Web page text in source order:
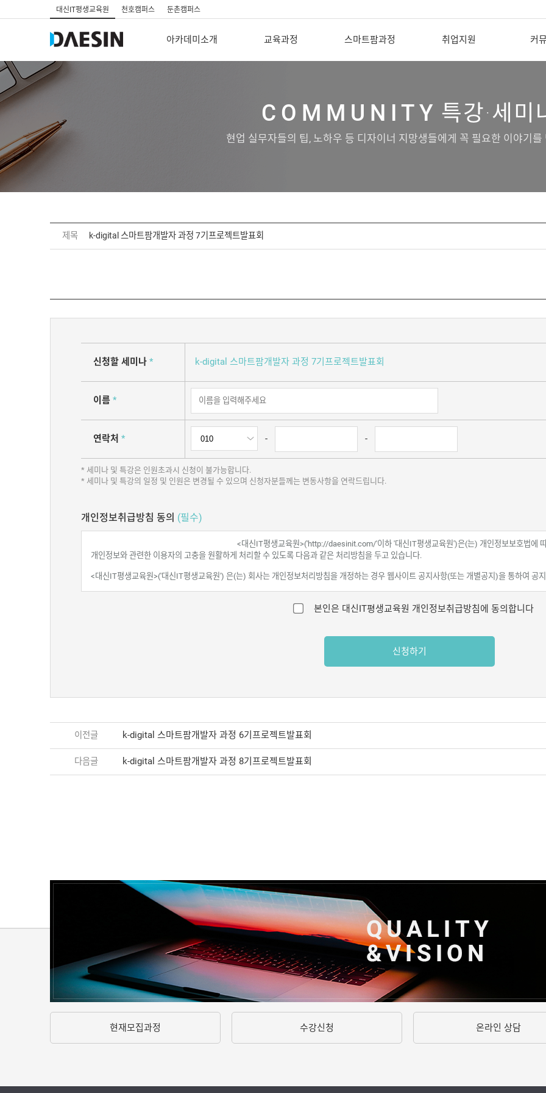
대신IT평생교육원 천호캠퍼스 둔촌캠퍼스
아카데미소개 교육과정 스마트팜과정 취업지원 커
COMMUNITY 특강·세미
현업 실무자들의 팁, 노하우 등 디자이너 지망생들에게 꼭 필요한 이야기를
제목 k-digital 스마트팜개발자 과정 7기프로젝트발표회
신청할 세미나 * k-digital 스마트팜개발자 과정 7기프로젝트발표회
이름 *
연락처 * - -
* 세미나 및 특강은 인원초과시 신청이 불가능합니다.
* 세미나 및 특강의 일정 및 인원은 변경될 수 있으며 신청자분들께는 변동사항을 연락드립니다.
개인정보취급방침 동의 (필수)
본인은 대신IT평생교육원 개인정보취급방침에 동의합니다
신청하기
이전글 k-digital 스마트팜개발자 과정 6기프로젝트발표회
다음글 k-digital 스마트팜개발자 과정 8기프로젝트발표회
현재모집과정 수강신청 온라인 상담